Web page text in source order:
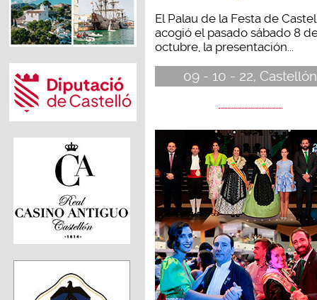
El Palau de la Festa de
acogió el pasado sábado 8
octubre, la presentación...
09 - 10 - 22, Castellón